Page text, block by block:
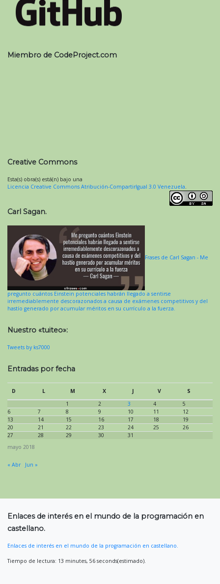
Miembro de CodeProject.com
Creative Commons
Esta(s) obra(s) está(n) bajo una
Licencia Creative Commons Atribución-CompartirIgual 3.0 Venezuela.
Carl Sagan.
Frases de Carl Sagan - Me
pregunto cuántos Einstein potenciales habrán llegado a sentirse
irremediablemente descorazonados a causa de exámenes competitivos y del
hastío generado por acumular méritos en su currículo a la fuerza.
Nuestro «tuiteo»:
Tweets by ks7000
Entradas por fecha
mayo 2018
D L M X J V
S
1
2 3 4
5
6
7 8 9 10 11
12
13
14 15 16 17 18
19
20
21 22 23 24 25
26
27
28 29 30 31
« Abr Jun »
Enlaces de interés en el mundo de la programación en
castellano.
Enlaces de interés en el mundo de la programación en castellano.
Tiempo de lectura: 13 minutes, 56 seconds(estimado).